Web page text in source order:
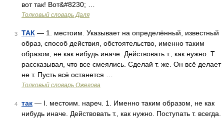
вот так! Вот&#8230; …
Толковый словарь Даля
3 ТАК — 1. местоим. Указывает на определённый, известный
образ, способ действия, обстоятельство, именно таким
образом, не как нибудь иначе. Действовать т., как нужно. Т.
рассказывал, что все смеялись. Сделай т. же. Он всё делает
не т. Пусть всё останется …
Толковый словарь Ожегова
4 так — I. местоим. нареч. 1. Именно таким образом, не как
нибудь иначе. Действовать т., как нужно. Поступать т. всегда.